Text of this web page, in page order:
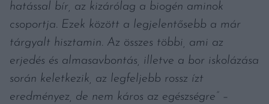
hatással bír, az kizárólag a biogén aminok
csoportja. Ezek között a legjelentősebb a már
tárgyalt hisztamin. Az összes többi, ami az
erjedés és almasavbontás, illetve a bor iskolázása
során keletkezik, az legfeljebb rossz ízt
eredményez, de nem káros az egészségre”
–